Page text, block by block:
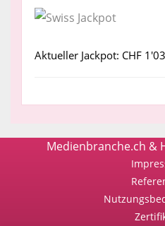
Aktueller Jackpot: CHF
Medienbranche.ch &